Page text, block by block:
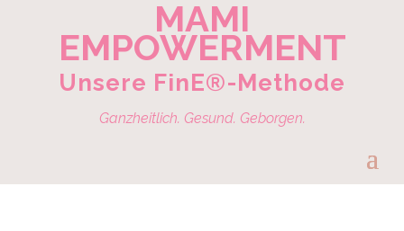
MAMI
EMPOWERMENT
Unsere FinE®-Methode
Ganzheitlich. Gesund. Geborgen.